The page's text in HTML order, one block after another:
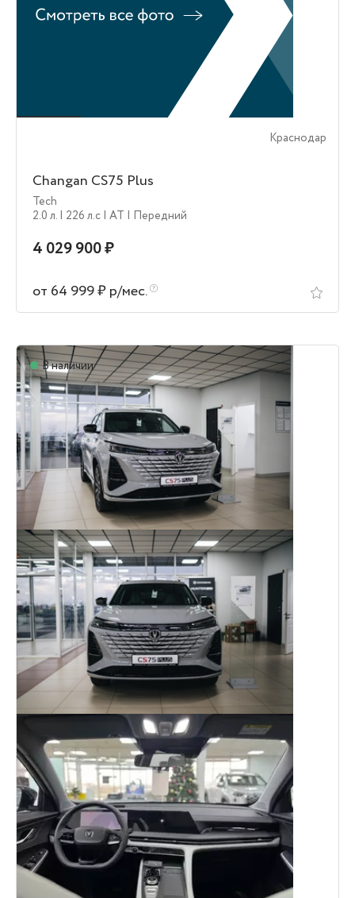
Краснодар
Changan CS75 Plus
Tech
2.0 л. | 226 л.c | AT | Передний
4 029 900 ₽
от 64 999 ₽ р/мес.
В наличии